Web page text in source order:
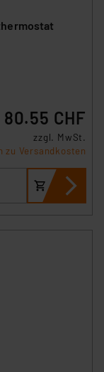
80.55 CHF
zzgl. MwSt.
zu Versandkosten